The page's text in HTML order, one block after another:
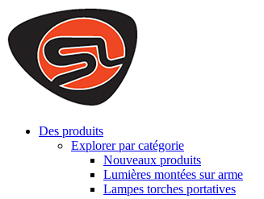
We use cookies to ensure that we provide you
you a better experience. To learn more or to find
ACCEPT AND CLOSE
Des produits
Explorer par catégorie
Nouveaux produits
Lumières montées sur arme
Lampes torches portatives